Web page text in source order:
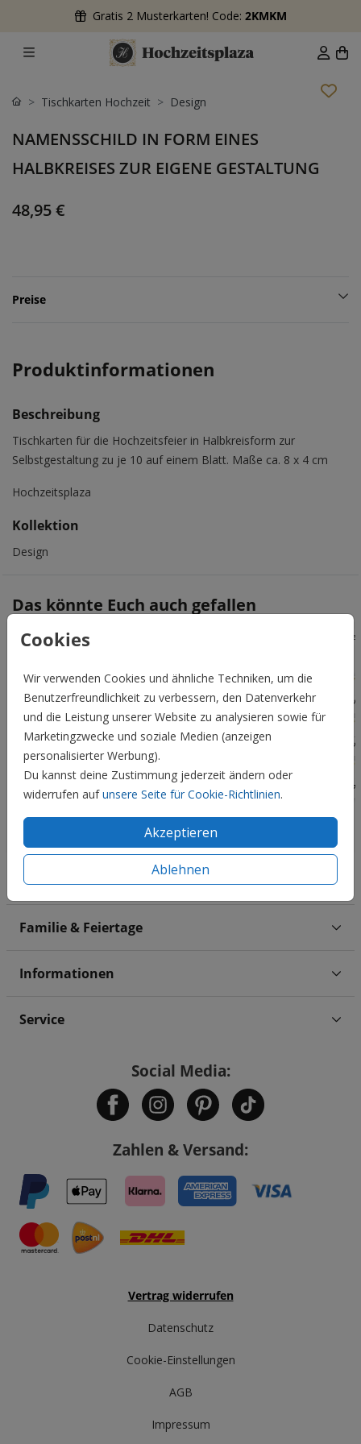
Gratis 2 Musterkarten! Code: 2KMKM
Cookies
Wir verwenden Cookies und ähnliche Techniken, um die
Benutzerfreundlichkeit zu verbessern, den Datenverkehr
und die Leistung unserer Website zu analysieren sowie für
Marketingzwecke und soziale Medien (anzeigen
personalisierter Werbung).
Du kannst deine Zustimmung jederzeit ändern oder
widerrufen aufunsere Seite für Cookie-Richtlinien.
Akzeptieren
Ablehnen
Tischkarten Hochzeit Design
NAMENSSCHILD IN FORM EINES
HALBKREISES ZUR EIGENE GESTALTUNG
48,95 €
Preise
Produktinformationen
Beschreibung
Tischkarten für die Hochzeitsfeier in Halbkreisform zur
Selbstgestaltung zu je 10 auf einem Blatt. Maße ca. 8 x 4 cm
Hochzeitsplaza
Kollektion
Design
Das könnte Euch auch gefallen
Hochzeit
Familie & Feiertage
Informationen
Service
Social Media:
Zahlen & Versand:
Vertrag widerrufen
Datenschutz
Cookie-Einstellungen
AGB
Impressum